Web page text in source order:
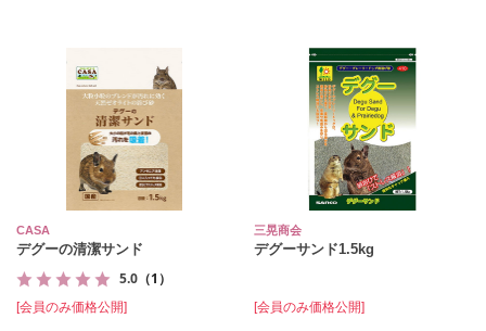
CASA
デグーの清潔サンド
5.0 （1）
[会員のみ価格公開]
三晃商会
デグーサンド1.5kg
[会員のみ価格公開]